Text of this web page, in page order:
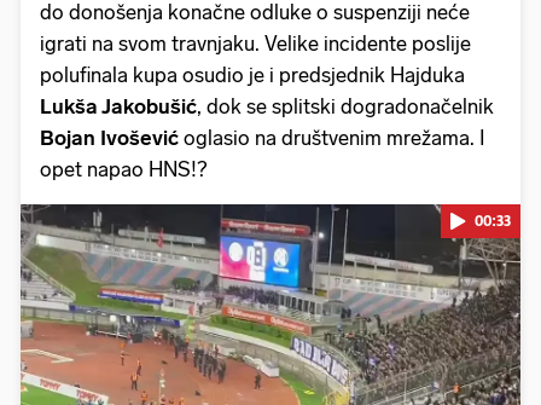
do donošenja konačne odluke o suspenziji neće
igrati na svom travnjaku. Velike incidente poslije
polufinala kupa osudio je i predsjednik Hajduka
Lukša Jakobušić, dok se splitski dogradonačelnik
Bojan Ivošević oglasio na društvenim mrežama. I
opet napao HNS!?
Pokretanje videa...
00:33